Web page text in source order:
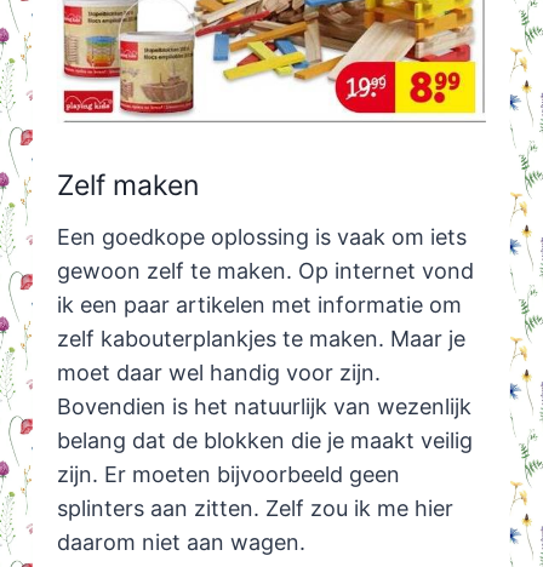
Zelf maken
Een goedkope oplossing is vaak om iets
gewoon zelf te maken. Op internet vond
ik een paar artikelen met informatie om
zelf kabouterplankjes te maken. Maar je
moet daar wel handig voor zijn.
Bovendien is het natuurlijk van wezenlijk
belang dat de blokken die je maakt veilig
zijn. Er moeten bijvoorbeeld geen
splinters aan zitten. Zelf zou ik me hier
daarom niet aan wagen.